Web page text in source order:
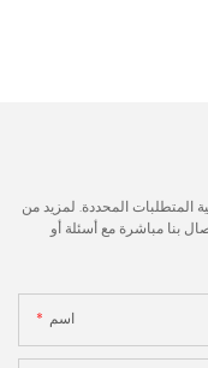
المتطلبات المحددة. لمزيد من
بنا مباشرة مع أسئلة أو
اسم